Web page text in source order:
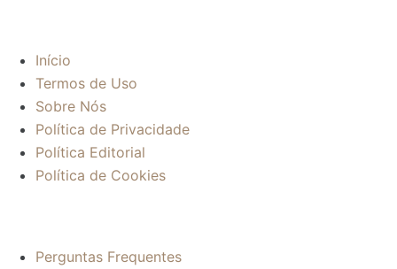
Início
Termos de Uso
Sobre Nós
Política de Privacidade
Política Editorial
Política de Cookies
Perguntas Frequentes